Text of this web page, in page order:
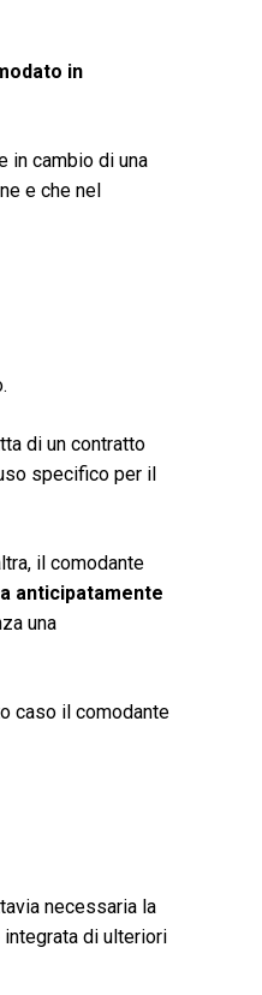
in
in cambio di una
e che nel
di un contratto
specifico per il
il comodante
anticipatamente
una
caso il comodante
necessaria la
di ulteriori